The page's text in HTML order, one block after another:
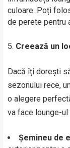
culoare. Poți
de perete pentru
Creează un
Dacă îți dorești
sezonului rece,
o alegere
va face lounge-
Șemineu de